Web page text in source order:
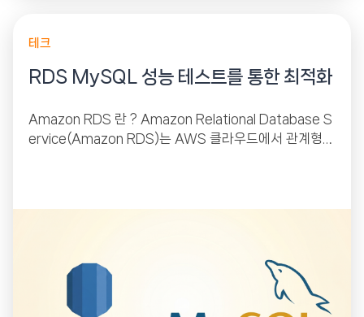
테크
RDS MySQL 성능 테스트를 통한 최적화
Amazon RDS 란 ? Amazon Relational Database S
ervice(Amazon RDS)는 AWS 클라우드에서 관계형